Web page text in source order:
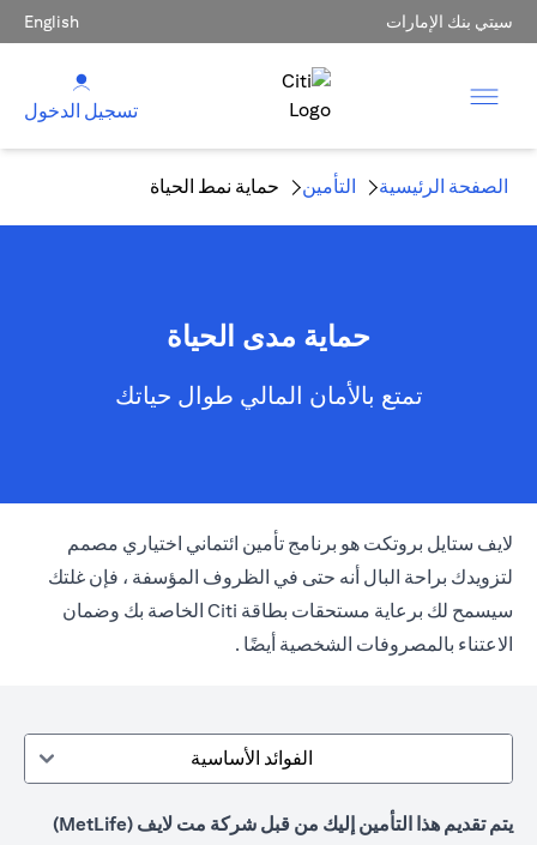
سيتي بنك الإمارات English
تسجيل الدخول
الصفحة الرئيسية التأمين حماية نمط الحياة
حماية مدى الحياة
تمتع بالأمان المالي طوال حياتك
لايف ستايل بروتكت هو برنامج تأمين ائتماني اختياري مصمم
لتزويدك براحة البال أنه حتى في الظروف المؤسفة ، فإن غلتك
سيسمح لك برعاية مستحقات بطاقة Citi الخاصة بك وضمان
الاعتناء بالمصروفات الشخصية أيضًا .
الفوائد الأساسية
يتم تقديم هذا التأمين إليك من قبل شركة مت لايف (MetLife)